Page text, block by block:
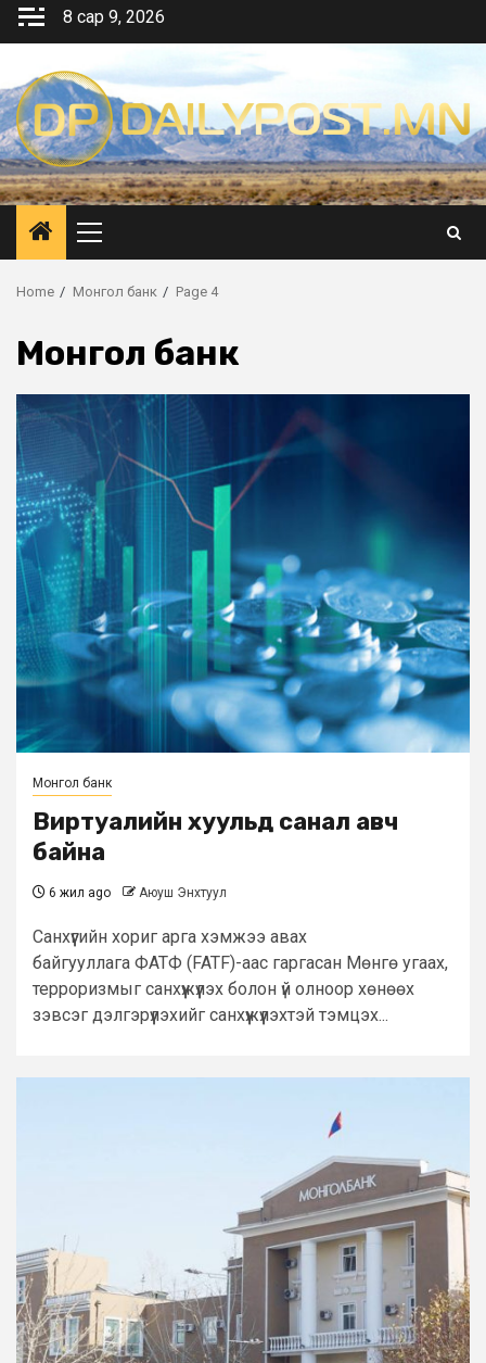
Skip
8 сар 9, 2026
Primary
Menu
Home Монгол банк Page 4
Монгол банк
Монгол банк
Виртуалийн хуульд санал авч
байна
6 жил ago Аюуш Энхтуул
Санхүүгийн хориг арга хэмжээ авах
байгууллага ФАТФ (FATF)-аас гаргасан Мөнгө угаах,
терроризмыг санхүүжүүлэх болон үй олноор хөнөөх
зэвсэг дэлгэрүүлэхийг санхүүжүүлэхтэй тэмцэх...